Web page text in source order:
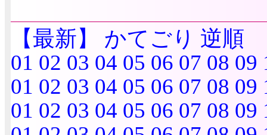
【最新】 かてごり 逆順
01 02 03 04 05 06 07 08 09
01 02 03 04 05 06 07 08 09
01 02 03 04 05 06 07 08 09